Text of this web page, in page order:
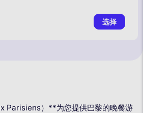
选择
Parisiens）**为您提供巴黎的晚餐游